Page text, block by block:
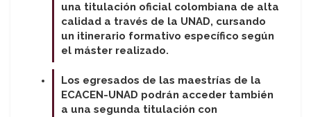
una titulación oficial colombiana de alta
calidad a través de la UNAD, cursando
un itinerario formativo específico según
el máster realizado.
Los egresados de las maestrías de la
ECACEN-UNAD podrán acceder también
a una segunda titulación con